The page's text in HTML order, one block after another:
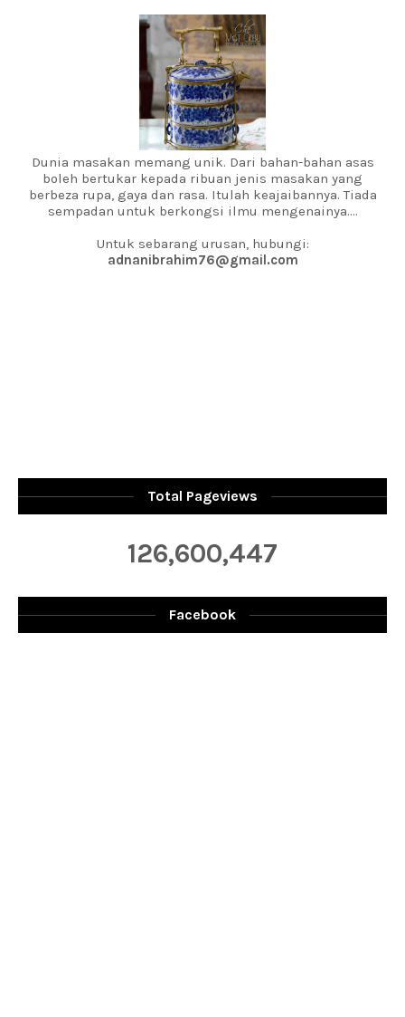
Dunia masakan memang unik. Dari bahan-bahan asas
boleh bertukar kepada ribuan jenis masakan yang
berbeza rupa, gaya dan rasa. Itulah keajaibannya. Tiada
sempadan untuk berkongsi ilmu mengenainya....
Untuk sebarang urusan, hubungi:
adnanibrahim76@gmail.com
Total Pageviews
126,600,447
Facebook